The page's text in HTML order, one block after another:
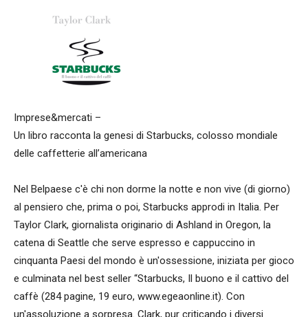
Imprese&mercati –
Un libro racconta la genesi di Starbucks, colosso mondiale
delle caffetterie all’americana
Nel Belpaese c'è chi non dorme la notte e non vive (di giorno)
al pensiero che, prima o poi, Starbucks approdi in Italia. Per
Taylor Clark, giornalista originario di Ashland in Oregon, la
catena di Seattle che serve espresso e cappuccino in
cinquanta Paesi del mondo è un'ossessione, iniziata per gioco
e culminata nel best seller “Starbucks, Il buono e il cattivo del
caffè (284 pagine, 19 euro, www.egeaonline.it). Con
un'assoluzione a sorpresa. Clark, pur criticando i diversi